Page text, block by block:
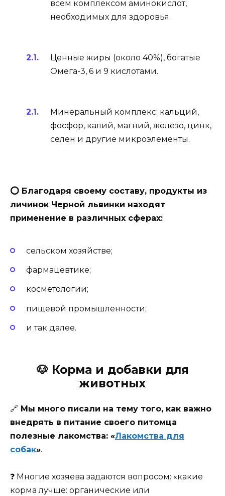
всем комплексом аминокислот,
необходимых для здоровья.
Ценные жиры (около 40%), богатые
Омега-3, 6 и 9 кислотами.
Минеральный комплекс: кальций,
фосфор, калий, магний, железо, цинк,
селен и другие микроэлементы.
⭕ Благодаря своему составу, продукты из
личинок Черной львинки находят
применение в различных сферах:
сельском хозяйстве;
фармацевтике;
косметологии;
пищевой промышленности;
и так далее.
🐶 Корма и добавки для
животных
🔗 Мы много писали на тему того, как важно
внедрять в питание своего питомца
полезные лакомства: «Лакомства для
собак».
❓ Многие хозяева задаются вопросом: «какие
корма лучше: органические или